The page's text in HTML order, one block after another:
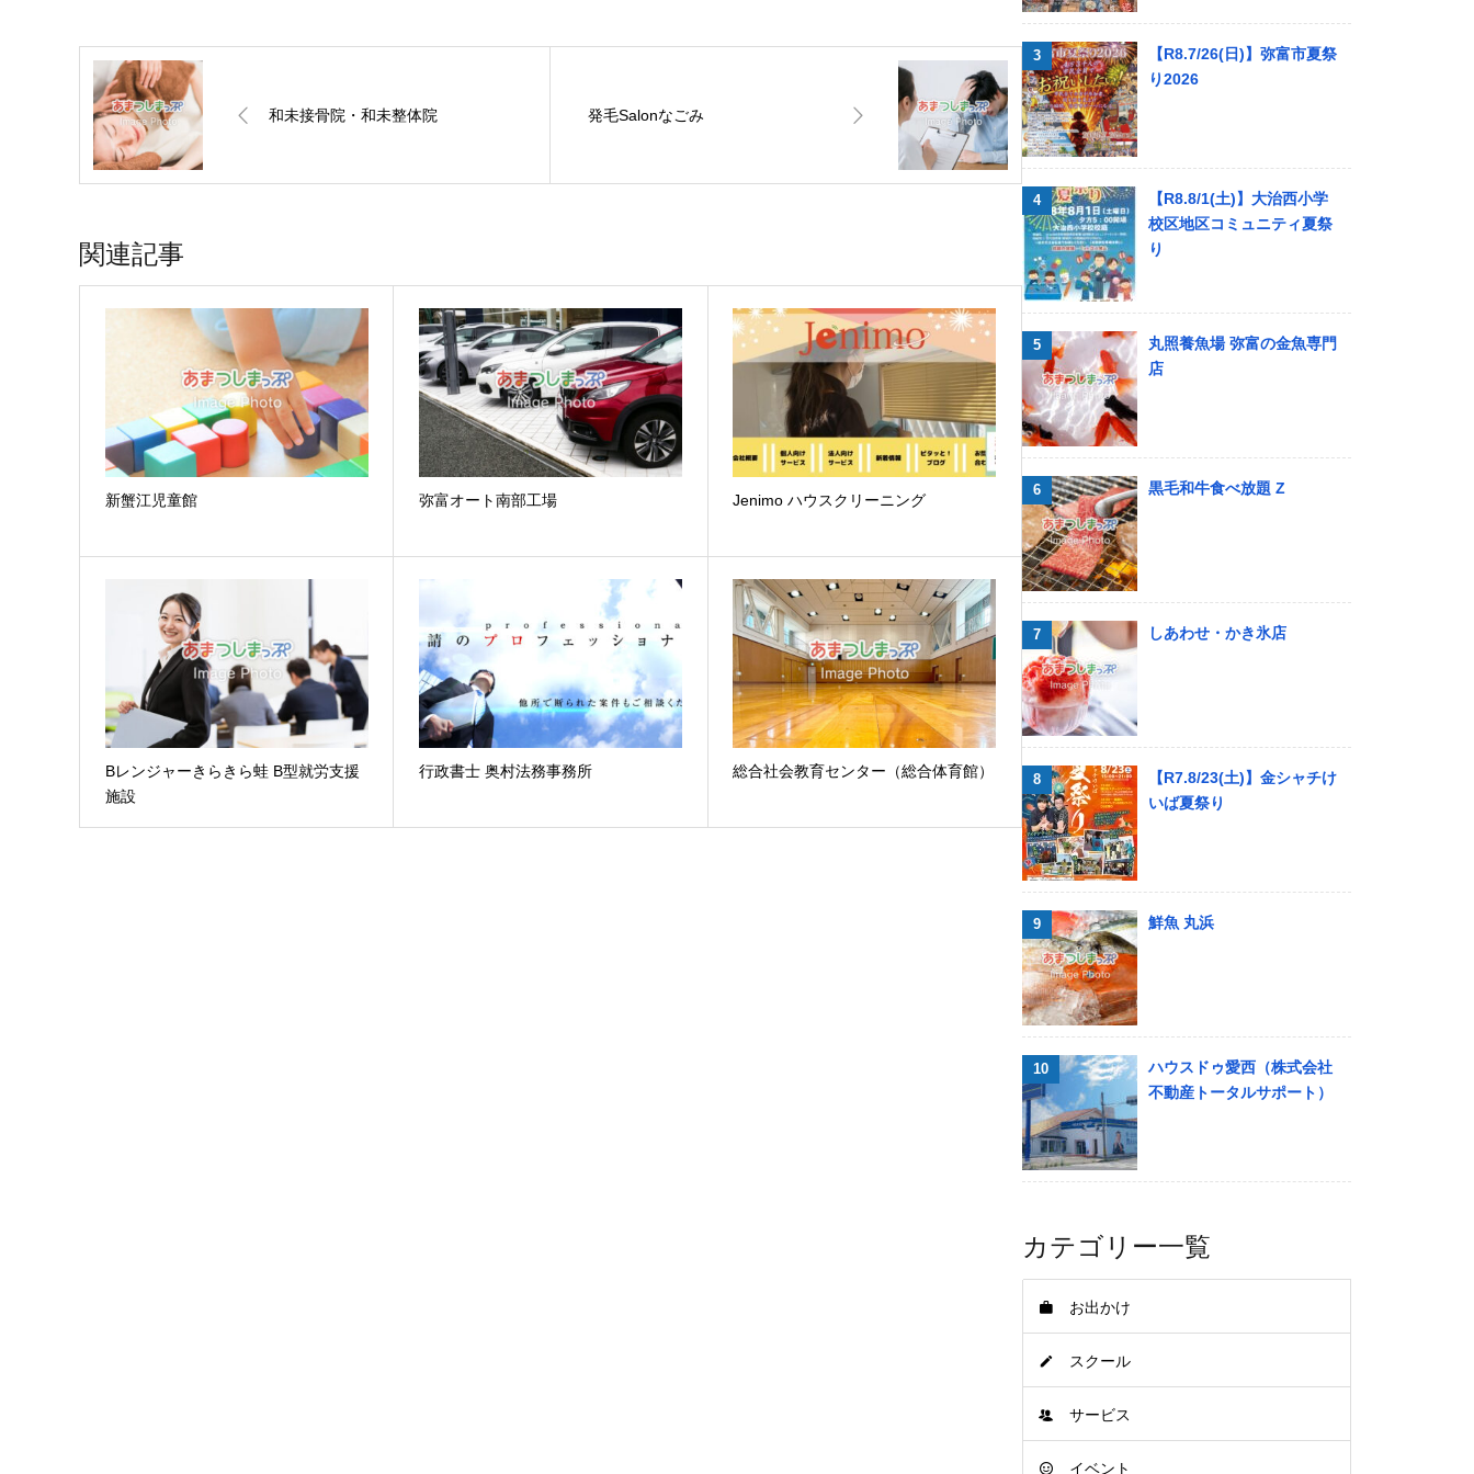
和未接骨院・和未整体院 発毛Salonなごみ
関連記事
新蟹江児童館 弥富オート南部工場 Jenimo ハウスクリーニング
Bレンジャーきらきら蛙 B型就労支援
施設
行政書士 奥村法務事務所 総合社会教育センター（総合体育館）
【R8.7/26(日)】弥富市夏祭
り2026
【R8.8/1(土)】大治西小学
校区地区コミュニティ夏祭
り
丸照養魚場 弥富の金魚専門
店
黒毛和牛食べ放題 Z
しあわせ・かき氷店
【R7.8/23(土)】金シャチけ
いば夏祭り
鮮魚 丸浜
ハウスドゥ愛西（株式会社
不動産トータルサポート）
カテゴリー一覧
お出かけ
スクール
サービス
イベント